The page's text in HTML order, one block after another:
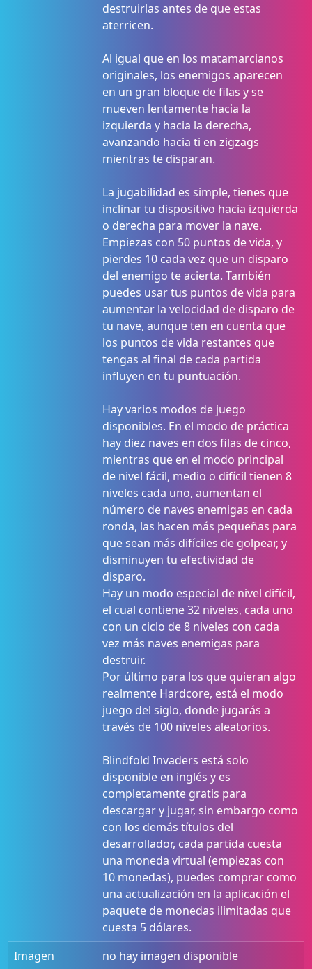
destruirlas antes de que estas
aterricen.
Al igual que en los matamarcianos
originales, los enemigos aparecen
en un gran bloque de filas y se
mueven lentamente hacia la
izquierda y hacia la derecha,
avanzando hacia ti en zigzags
mientras te disparan.
La jugabilidad es simple, tienes que
inclinar tu dispositivo hacia izquierda
o derecha para mover la nave.
Empiezas con 50 puntos de vida, y
pierdes 10 cada vez que un disparo
del enemigo te acierta. También
puedes usar tus puntos de vida para
aumentar la velocidad de disparo de
tu nave, aunque ten en cuenta que
los puntos de vida restantes que
tengas al final de cada partida
influyen en tu puntuación.
Hay varios modos de juego
disponibles. En el modo de práctica
hay diez naves en dos filas de cinco,
mientras que en el modo principal
de nivel fácil, medio o difícil tienen 8
niveles cada uno, aumentan el
número de naves enemigas en cada
ronda, las hacen más pequeñas para
que sean más difíciles de golpear, y
disminuyen tu efectividad de
disparo.
Hay un modo especial de nivel difícil,
el cual contiene 32 niveles, cada uno
con un ciclo de 8 niveles con cada
vez más naves enemigas para
destruir.
Por último para los que quieran algo
realmente Hardcore, está el modo
juego del siglo, donde jugarás a
través de 100 niveles aleatorios.
Blindfold Invaders está solo
disponible en inglés y es
completamente gratis para
descargar y jugar, sin embargo como
con los demás títulos del
desarrollador, cada partida cuesta
una moneda virtual (empiezas con
10 monedas), puedes comprar como
una actualización en la aplicación el
paquete de monedas ilimitadas que
cuesta 5 dólares.
Imagen
no hay imagen disponible